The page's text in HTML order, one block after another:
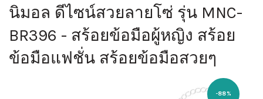
นิมอล ดีไซน์สวยลายโซ่ รุ่น MNC-
BR396 - สร้อยข้อมือผู้หญิง สร้อย
ข้อมือแฟชั่น สร้อยข้อมือสวยๆ
-88%